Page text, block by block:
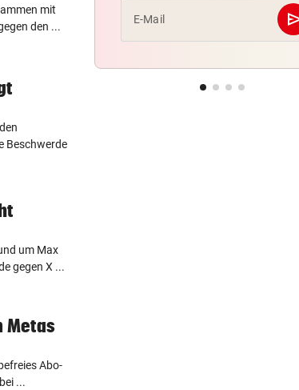
mit
den ...
Beschwerde
um Max
gegen X ...
Metas
Abo-
...
E-Mail